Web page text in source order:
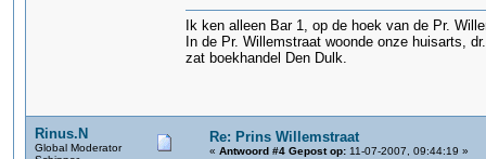
Ik ken alleen Bar 1, op de hoek van de Pr.
In de Pr. Willemstraat woonde onze huisarts,
zat boekhandel Den Dulk.
Rinus.N
Global Moderator
Re: Prins Willemstraat
« Antwoord #4 Gepost op: 11-07-2007, 09:44:19 »